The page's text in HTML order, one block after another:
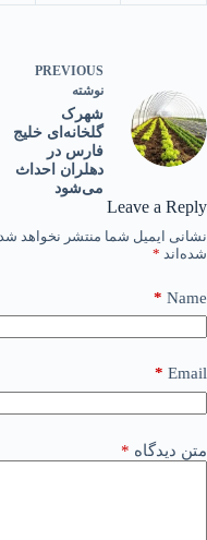
PREVIOUS
نوشته
شهرک
گلخانه‌ای خلیج
فارس در
دهلران احداث
می‌شود
Leave a Reply
نشانی ایمیل شما منتشر نخواهد شد.
شده‌اند *
Name
*
Email
*
متن دیدگاه *